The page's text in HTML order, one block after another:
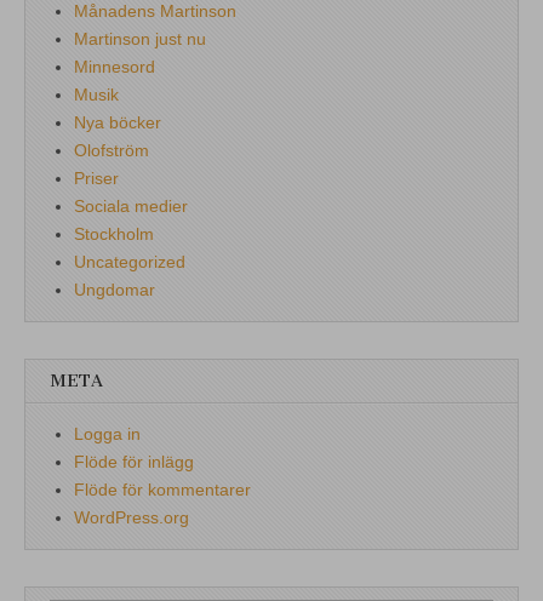
Månadens Martinson
Martinson just nu
Minnesord
Musik
Nya böcker
Olofström
Priser
Sociala medier
Stockholm
Uncategorized
Ungdomar
META
Logga in
Flöde för inlägg
Flöde för kommentarer
WordPress.org